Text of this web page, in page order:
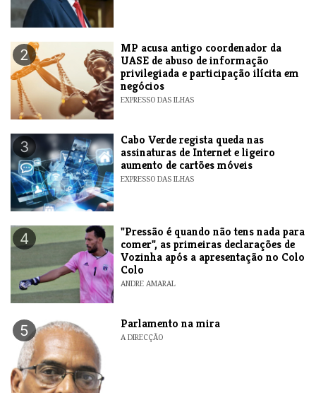
2
MP acusa antigo coordenador da
UASE de abuso de informação
privilegiada e participação ilícita em
negócios
EXPRESSO DAS ILHAS
3
Cabo Verde regista queda nas
assinaturas de Internet e ligeiro
aumento de cartões móveis
EXPRESSO DAS ILHAS
4
"Pressão é quando não tens nada para
comer", as primeiras declarações de
Vozinha após a apresentação no Colo
Colo
ANDRE AMARAL
5 Parlamento na mira
A DIRECÇÃO